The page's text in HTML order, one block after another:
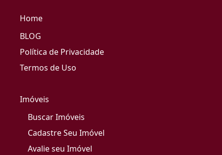
Home
BLOG
Política de Privacidade
Termos de Uso
Imóveis
Buscar Imóveis
Cadastre Seu Imóvel
Avalie seu Imóvel